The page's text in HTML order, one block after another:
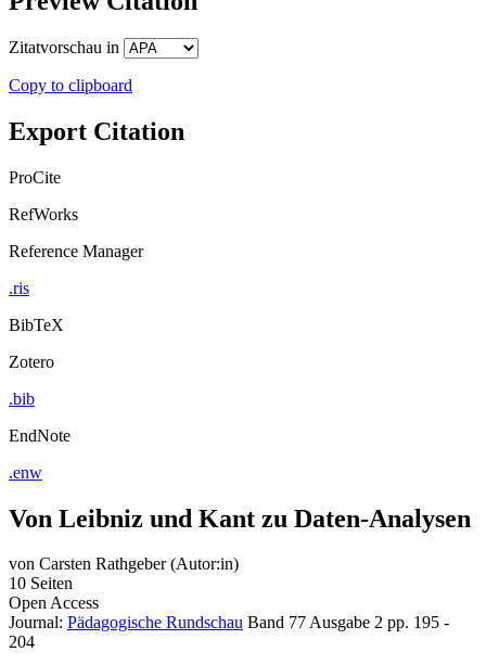
Zitatvorschau in
Copy to clipboard
Export Citation
ProCite
RefWorks
Reference Manager
.ris
BibTeX
Zotero
.bib
EndNote
.enw
Von Leibniz und Kant zu Daten-Analysen
von Carsten Rathgeber (Autor:in)
10 Seiten
Open Access
Journal: Pädagogische Rundschau Band 77Ausgabe 2 pp. 195 -
204